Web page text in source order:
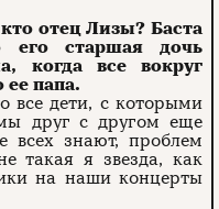
отец Лизы? Баста
его старшая дочь
когда все вокруг
ее папа.
все дети, с которыми
друг с другом еще
всех знают, проблем
такая я звезда, как
на наши концерты